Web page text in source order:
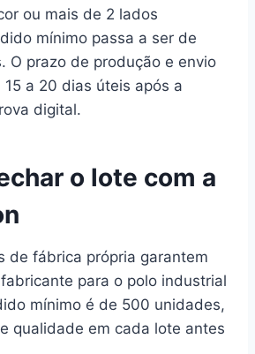
ou mais de 2 lados
mínimo passa a ser de
O prazo de produção e envio
a 20 dias úteis após a
digital.
o lote com a
de fábrica própria garantem
para o polo industrial
mínimo é de 500 unidades,
qualidade em cada lote antes